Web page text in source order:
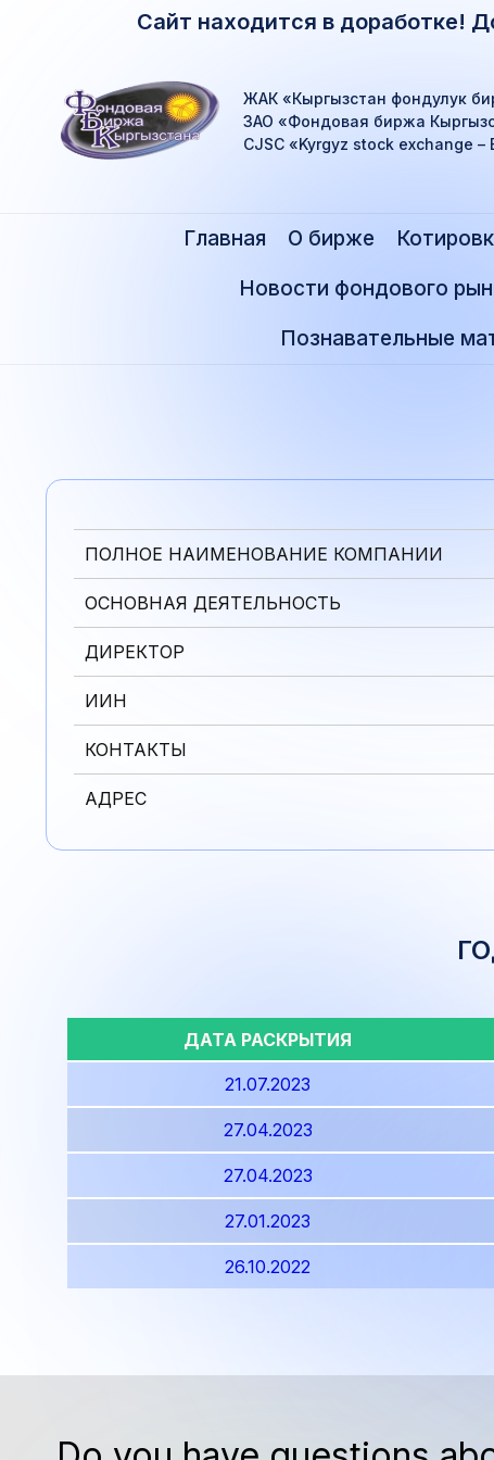
Сайт находится в доработке!
ЖАК «Кыргызстан фондулук
ЗАО «Фондовая биржа
CJSC «Kyrgyz stock exchange –
Главная О бирже
Новости фондового
Познавательные
ПОЛНОЕ НАИМЕНОВАНИЕ КОМПАНИИ
ОСНОВНАЯ ДЕЯТЕЛЬНОСТЬ
ДИРЕКТОР
ИИН
КОНТАКТЫ
АДРЕС
ДАТА РАСКРЫТИЯ
21.07.2023
27.04.2023
27.04.2023
27.01.2023
26.10.2022